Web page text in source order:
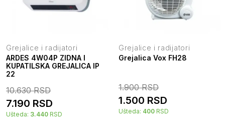
Grejalice i radijatori
ARDES 4W04P ZIDNA I
KUPATILSKA GREJALICA IP
22
10.630RSD
7.190 RSD
Ušteda: 3.440 RSD
Grejalice i radijatori
Grejalica Vox FH28
1.900RSD
1.500 RSD
Ušteda: 400 RSD